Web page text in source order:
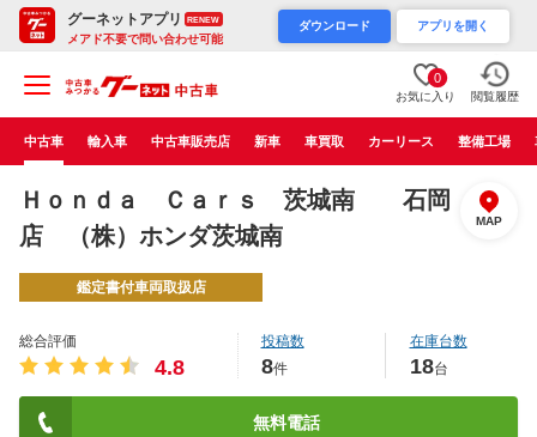
グーネットアプリ RENEW
メアド不要で問い合わせ可能
ダウンロード アプリを開く
0
お気に入り 閲覧履歴
中古車 輸入車 中古車販売店 新車 車買取 カーリース 整備工場
Ｈｏｎｄａ Ｃａｒｓ 茨城南 石岡
店 （株）ホンダ茨城南
MAP
鑑定書付車両取扱店
総合評価
4.8
投稿数
8件
在庫台数
18台
無料電話